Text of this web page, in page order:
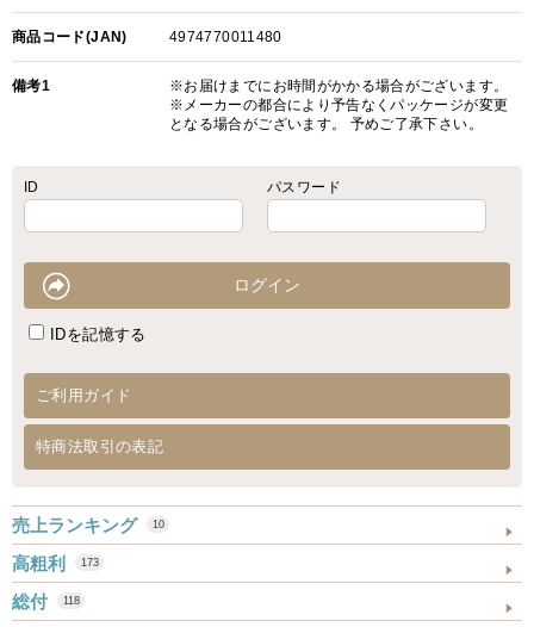
商品コード(JAN) 4974770011480
備考1
※お届けまでにお時間がかかる場合がございます。
※メーカーの都合により予告なくパッケージが変更
となる場合がございます。 予めご了承下さい。
ID パスワード
IDを記憶する
ご利用ガイド
特商法取引の表記
売上ランキング 10
高粗利 173
総付 118